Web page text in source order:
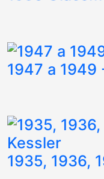
1947 a 1949
1935, 1936,